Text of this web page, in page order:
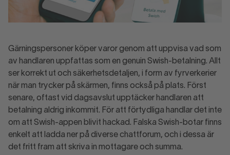
Gärningspersoner köper varor genom att uppvisa vad som
av handlaren uppfattas som en genuin Swish-betalning. Allt
ser korrekt ut och säkerhetsdetaljen, i form av fyrverkerier
när man trycker på skärmen, finns också på plats. Först
senare, oftast vid dagsavslut upptäcker handlaren att
betalning aldrig inkommit. För att förtydliga handlar det inte
om att Swish-appen blivit hackad. Falska Swish-botar finns
enkelt att ladda ner på diverse chattforum, och i dessa är
det fritt fram att skriva in mottagare och summa.